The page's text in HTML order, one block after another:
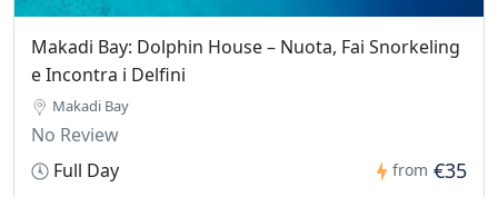
Makadi Bay: Dolphin House – Nuota, Fai Snorkeling
e Incontra i Delfini
Makadi Bay
No Review
Full Day
from €35